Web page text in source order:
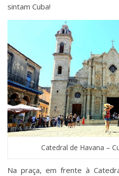
sintam Cuba!
Catedral de Havana –
Na praça, em frente à